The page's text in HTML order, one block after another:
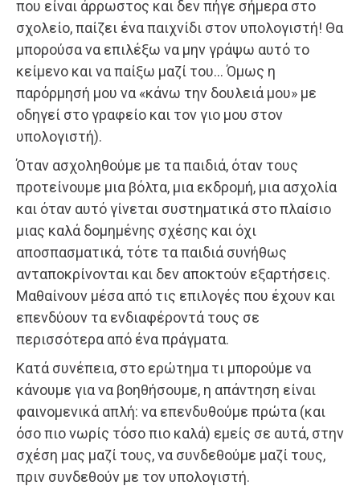
που είναι άρρωστος και δεν πήγε σήμερα στο
σχολείο, παίζει ένα παιχνίδι στον υπολογιστή! Θα
μπορούσα να επιλέξω να μην γράψω αυτό το
κείμενο και να παίξω μαζί του… Όμως η
παρόρμησή μου να «κάνω την δουλειά μου» με
οδηγεί στο γραφείο και τον γιο μου στον
υπολογιστή).
Όταν ασχοληθούμε με τα παιδιά, όταν τους
προτείνουμε μια βόλτα, μια εκδρομή, μια ασχολία
και όταν αυτό γίνεται συστηματικά στο πλαίσιο
μιας καλά δομημένης σχέσης και όχι
αποσπασματικά, τότε τα παιδιά συνήθως
ανταποκρίνονται και δεν αποκτούν εξαρτήσεις.
Μαθαίνουν μέσα από τις επιλογές που έχουν και
επενδύουν τα ενδιαφέροντά τους σε
περισσότερα από ένα πράγματα.
Κατά συνέπεια, στο ερώτημα τι μπορούμε να
κάνουμε για να βοηθήσουμε, η απάντηση είναι
φαινομενικά απλή: να επενδυθούμε πρώτα (και
όσο πιο νωρίς τόσο πιο καλά) εμείς σε αυτά, στην
σχέση μας μαζί τους, να συνδεθούμε μαζί τους,
πριν συνδεθούν με τον υπολογιστή.